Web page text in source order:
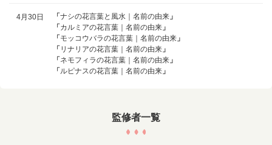
4月30日 「ナシの花言葉と風水｜名前の由来 」
「カルミアの花言葉｜名前の由来 」
「モッコウバラの花言葉｜名前の由来 」
「リナリアの花言葉｜名前の由来 」
「ネモフィラの花言葉｜名前の由来 」
「ルピナスの花言葉｜名前の由来 」
監修者一覧